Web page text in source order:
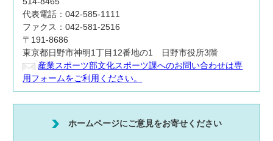
代表電話：042-585-1111
ファクス：042-581-2516
〒191-8686
東京都日野市神明1丁目12番地の1 日野市役所3階
産業スポーツ部文化スポーツ課へのお問い合わせは専
用フォームをご利用ください。
ホームページにご意見をお寄せください